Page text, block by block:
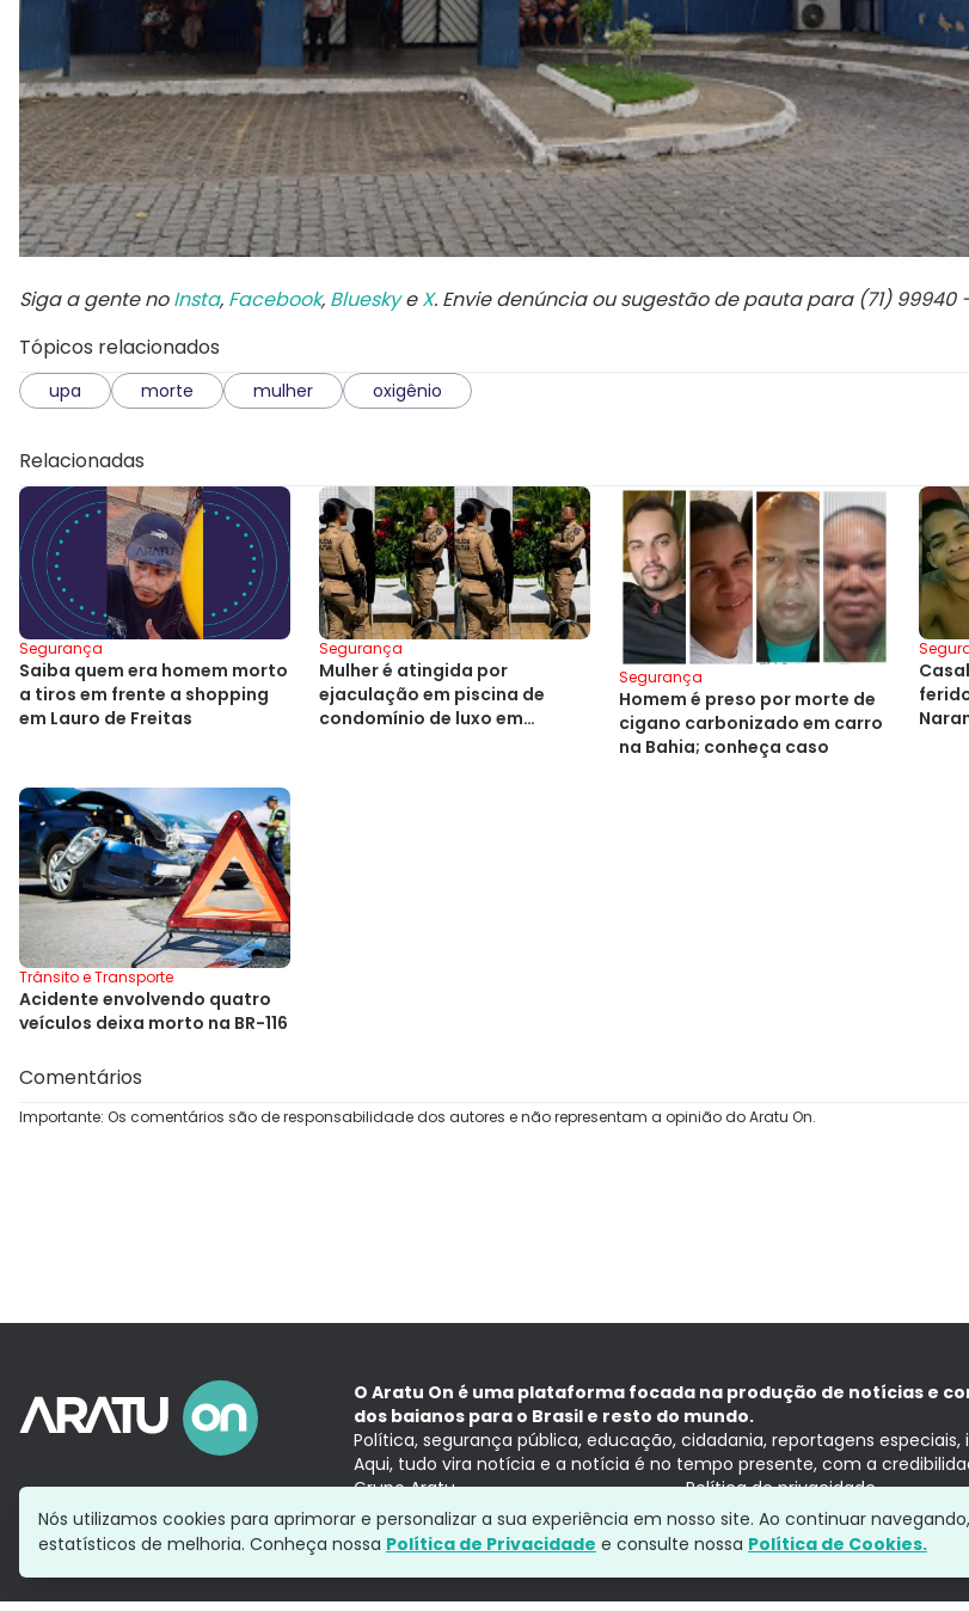
Siga a gente noInsta, Facebook, BlueskyeX. Envie denúncia ou sugestão de pauta para (71) 99940
Tópicos relacionados
upa morte mulher oxigênio
Relacionadas
Segurança
Saiba quem era homem morto
a tiros em frente a shopping
em Lauro de Freitas
Segurança
Mulher é atingida por
ejaculação em piscina de
condomínio de luxo em
Segurança
Homem é preso por morte de
cigano carbonizado em carro
na Bahia; conheça caso
Trânsito e Transporte
Acidente envolvendo quatro
veículos deixa morto na BR-116
Comentários
Importante: Os comentários são de responsabilidade dos autores e não representam a opinião do Aratu On.
O Aratu On é uma plataforma focada na produção de notícias e
dos baianos para o Brasil e resto do mundo.
Política, segurança pública, educação, cidadania, reportagens
Aqui, tudo vira notícia e a notícia é no tempo presente, com a
Grupo Aratu
Política de privacidade
Nós utilizamos cookies para aprimorar e personalizar a sua experiência em nosso site. Ao continuar
estatísticos de melhoria. Conheça nossa Política de Privacidade e consulte nossa Política de Cookies.